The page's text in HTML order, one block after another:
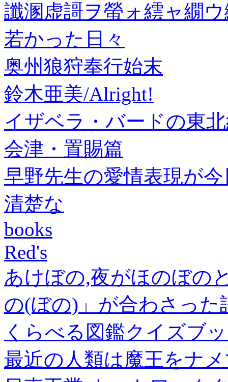
讖溷虚謌ヲ螢ォ繧ャ繝
若かった日々
奥州狼狩奉行始末
鈴木亜美/Alright!
イザベラ・バードの東
会津・置賜篇
早野先生の愛情表現が
清楚な
books
Red's
あけぼの,夜がほのぼの
の(ぼの)」が合わさった
くらべる図鑑クイズブ
最近の人類は魔王をナ